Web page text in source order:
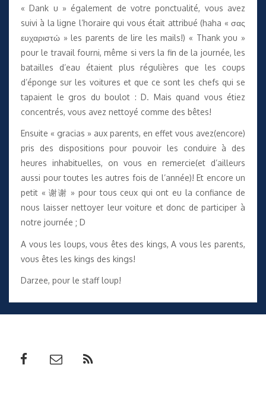
« Dank u » également de votre ponctualité, vous avez
suivi à la ligne l’horaire qui vous était attribué (haha « σας
ευχαριστώ » les parents de lire les mails!) « Thank you »
pour le travail fourni, même si vers la fin de la journée, les
batailles d’eau étaient plus régulières que les coups
d’éponge sur les voitures et que ce sont les chefs qui se
tapaient le gros du boulot : D. Mais quand vous étiez
concentrés, vous avez nettoyé comme des bêtes!
Ensuite « gracias » aux parents, en effet vous avez(encore)
pris des dispositions pour pouvoir les conduire à des
heures inhabituelles, on vous en remercie(et d’ailleurs
aussi pour toutes les autres fois de l’année)! Et encore un
petit « 谢谢 » pour tous ceux qui ont eu la confiance de
nous laisser nettoyer leur voiture et donc de participer à
notre journée ; D
A vous les loups, vous êtes des kings, A vous les parents,
vous êtes les kings des kings!
Darzee, pour le staff loup!